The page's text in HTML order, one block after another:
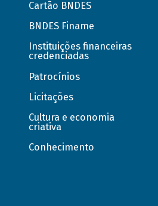
Cartão BNDES
BNDES Finame
Instituições financeiras
credenciadas
Patrocínios
Licitações
Cultura e economia
criativa
Conhecimento